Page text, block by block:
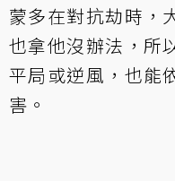
蒙多在對抗劫時，
也拿他沒辦法，所
平局或逆風，也能
害。